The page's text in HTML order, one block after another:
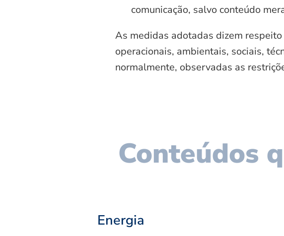
comunicação, salvo conteúdo
As medidas adotadas dizem
operacionais, ambientais, sociais,
normalmente, observadas as
Conteúdos
Energia